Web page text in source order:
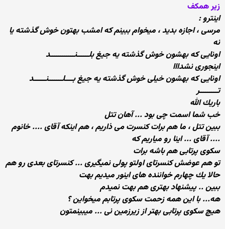
زیر همكف
اینترو :
مرسی ، اجازه بدید ، میخوام ببینم كه امشب بهتون خوش گذشته یا
نه
اونایی كه بهشون خوش گذشته یه جیغ بلــــــنــــــــــــد
اینجوری نشدااا
اونایی كه بهشون خیلی خوش گذشته یه جیغ بــــلـــــــنــــــد
تـــــــــر
باریك الله
خب شما اسمت چی بود ... آهان تتل
ببین تتل ، ما هم برات كنسرت می ذاریم ، هم اینكه آقای .... خانوم
.... آقای ... اینا رو میاریم كه
سكوی پرتابی هم باشه برات
تو هم عوضش كنسرتای اولتو پولی نمیگیری ... كنسرتای بعدی رو هم
حالا یك چهارم خواننده های اینور میدیم بهت
ببین .. پیشنهاد بهتری هم بهت نمیدم
هه... با این همه زحمت سكوی پرتابم میخواین ؟
هیچ سكوی پرتابی بهتر از زیرزمین نی ... میبینمتون